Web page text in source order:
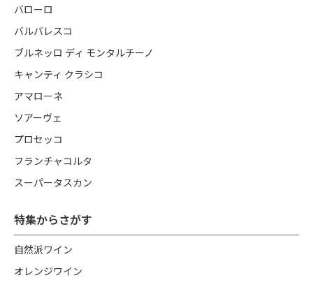
バローロ
バルバレスコ
ブルネッロ ディ モンタルチーノ
キャンティ クラシコ
アマローネ
ソアーヴェ
プロセッコ
フランチャコルタ
スーパータスカン
特集からさがす
自然派ワイン
オレンジワイン